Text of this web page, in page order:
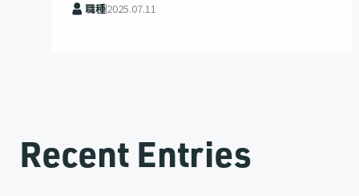
職種2025.07.11
Recent Entries